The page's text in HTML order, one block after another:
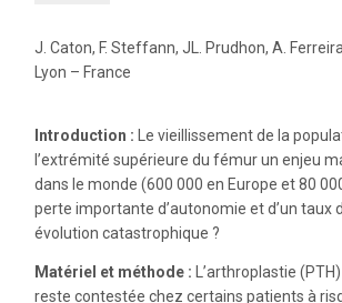
J. Caton, F. Steffann, JL. Prudhon, A.
Lyon – France
Introduction : Le vieillissement de la
l’extrémité supérieure du fémur un enjeu
dans le monde (600 000 en Europe et 80
perte importante d’autonomie et d’un
évolution catastrophique ?
Matériel et méthode : L’arthroplastie
reste contestée chez certains patients à